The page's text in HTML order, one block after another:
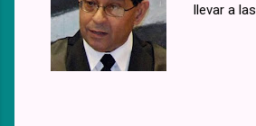
llevar a